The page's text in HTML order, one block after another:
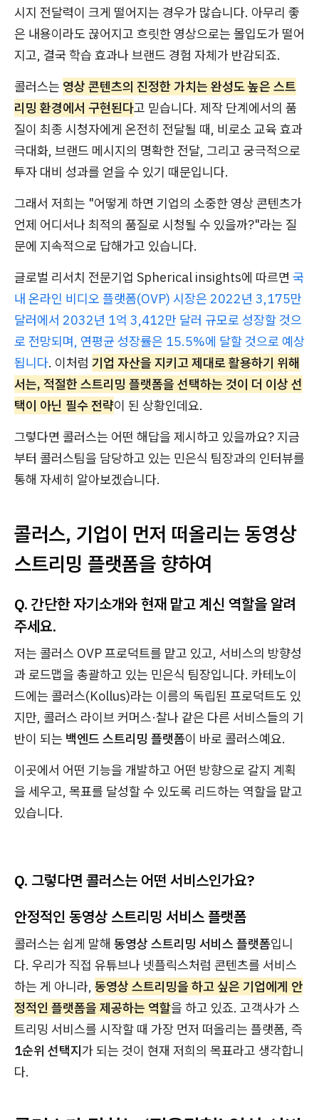
시지 전달력이 크게 떨어지는 경우가 많습니다. 아무리 좋
은 내용이라도 끊어지고 흐릿한 영상으로는 몰입도가 떨어
지고, 결국 학습 효과나 브랜드 경험 자체가 반감되죠.
콜러스는 영상 콘텐츠의 진정한 가치는 완성도 높은 스트
리밍 환경에서 구현된다고 믿습니다. 제작 단계에서의 품
질이 최종 시청자에게 온전히 전달될 때, 비로소 교육 효과
극대화, 브랜드 메시지의 명확한 전달, 그리고 궁극적으로
투자 대비 성과를 얻을 수 있기 때문입니다.
그래서 저희는 "어떻게 하면 기업의 소중한 영상 콘텐츠가
언제 어디서나 최적의 품질로 시청될 수 있을까?"라는 질
문에 지속적으로 답해가고 있습니다.
글로벌 리서치 전문기업 Spherical insights에 따르면 국
내 온라인 비디오 플랫폼(OVP) 시장은 2022년 3,175만
달러에서 2032년 1억 3,412만 달러 규모로 성장할 것으
로 전망되며, 연평균 성장률은 15.5%에 달할 것으로 예상
됩니다. 이처럼 기업 자산을 지키고 제대로 활용하기 위해
서는, 적절한 스트리밍 플랫폼을 선택하는 것이 더 이상 선
택이 아닌 필수 전략이 된 상황인데요.
그렇다면 콜러스는 어떤 해답을 제시하고 있을까요? 지금
부터 콜러스팀을 담당하고 있는 민은식 팀장과의 인터뷰를
통해 자세히 알아보겠습니다.
콜러스, 기업이 먼저 떠올리는 동영상
스트리밍 플랫폼을 향하여
Q. 간단한 자기소개와 현재 맡고 계신 역할을 알려
주세요.
저는 콜러스 OVP 프로덕트를 맡고 있고, 서비스의 방향성
과 로드맵을 총괄하고 있는 민은식 팀장입니다. 카테노이
드에는 콜러스(Kollus)라는 이름의 독립된 프로덕트도 있
지만, 콜러스 라이브 커머스·찰나 같은 다른 서비스들의 기
반이 되는 백엔드 스트리밍 플랫폼이 바로 콜러스예요.
이곳에서 어떤 기능을 개발하고 어떤 방향으로 갈지 계획
을 세우고, 목표를 달성할 수 있도록 리드하는 역할을 맡고
있습니다.
Q. 그렇다면 콜러스는 어떤 서비스인가요?
안정적인 동영상 스트리밍 서비스 플랫폼
콜러스는 쉽게 말해 동영상 스트리밍 서비스 플랫폼입니
다. 우리가 직접 유튜브나 넷플릭스처럼 콘텐츠를 서비스
하는 게 아니라, 동영상 스트리밍을 하고 싶은 기업에게 안
정적인 플랫폼을 제공하는 역할을 하고 있죠. 고객사가 스
트리밍 서비스를 시작할 때 가장 먼저 떠올리는 플랫폼, 즉
1순위 선택지가 되는 것이 현재 저희의 목표라고 생각합니
다.